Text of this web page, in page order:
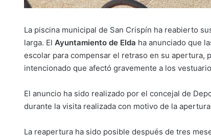
La piscina municipal de San Crispín ha reabierto
larga. El Ayuntamiento de Elda ha anunciado que
escolar para compensar el retraso en su apertura,
intencionado que afectó gravemente a los
El anuncio ha sido realizado por el concejal de
durante la visita realizada con motivo de la
La reapertura ha sido posible después de tres